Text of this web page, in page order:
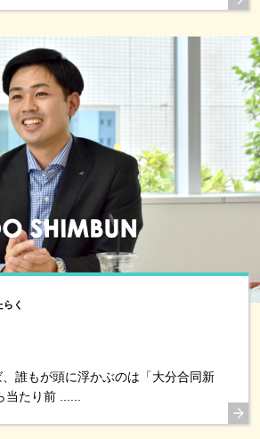
く
誰もが頭に浮かぶのは「大分合同新
たり前 ......